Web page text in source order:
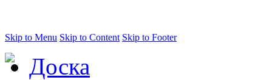
Skip to Menu Skip to Content Skip to Footer
Доска